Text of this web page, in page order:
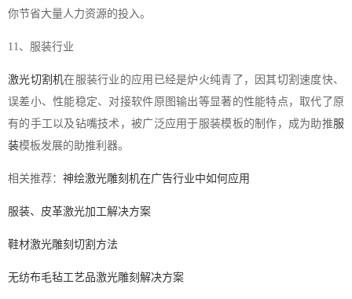
你节省大量人力资源的投入。
11、服装行业
激光切割机在服装行业的应用已经是炉火纯青了，因其切割速度快、
误差小、性能稳定、对接软件原图输出等显著的性能特点，取代了原
有的手工以及钻嘴技术，被广泛应用于服装模板的制作，成为助推服
装模板发展的助推利器。
相关推荐： 神绘激光雕刻机在广告行业中如何应用
服装、皮革激光加工解决方案
鞋材激光雕刻切割方法
无纺布毛毡工艺品激光雕刻解决方案